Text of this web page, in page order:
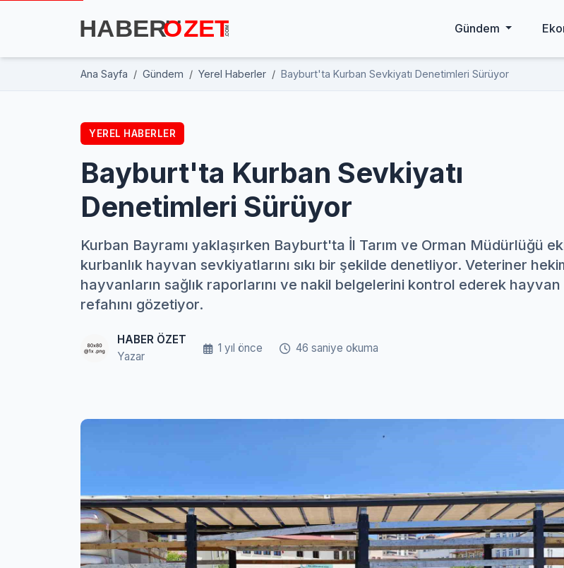
Gündem
Ana Sayfa Gündem Yerel Haberler Bayburt'ta Kurban Sevkiyatı Denetimleri Sürüyor
YEREL HABERLER
Bayburt'ta Kurban Sevkiyatı
Denetimleri Sürüyor
Kurban Bayramı yaklaşırken Bayburt'ta İl Tarım ve Orman Müdürlüğü
kurbanlık hayvan sevkiyatlarını sıkı bir şekilde denetliyor. Veteriner
hayvanların sağlık raporlarını ve nakil belgelerini kontrol ederek hayvan
refahını gözetiyor.
HABER ÖZET
Yazar
1 yıl önce 46 saniye okuma